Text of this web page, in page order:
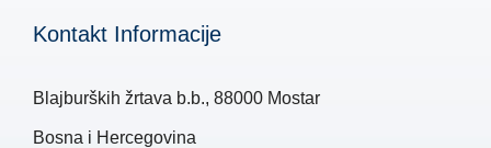
Kontakt Informacije
Blajburških žrtava b.b., 88000 Mostar
Bosna i Hercegovina